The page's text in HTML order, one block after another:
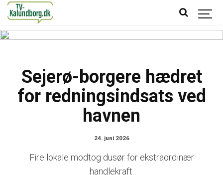
Sejerø-borgere hædret
for redningsindsats ved
havnen
24. juni 2026
Fire lokale modtog dusør for ekstraordinær
handlekraft.